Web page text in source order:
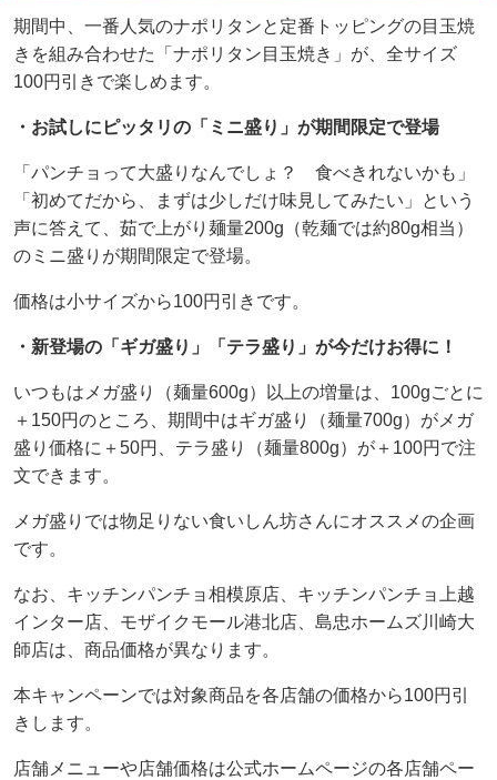
期間中、一番人気のナポリタンと定番トッピングの目玉焼
きを組み合わせた「ナポリタン目玉焼き」が、全サイズ
100円引きで楽しめます。
・お試しにピッタリの「ミニ盛り」が期間限定で登場
「パンチョって大盛りなんでしょ？ 食べきれないかも」
「初めてだから、まずは少しだけ味見してみたい」という
声に答えて、茹で上がり麺量200g（乾麺では約80g相当）
のミニ盛りが期間限定で登場。
価格は小サイズから100円引きです。
・新登場の「ギガ盛り」「テラ盛り」が今だけお得に！
いつもはメガ盛り（麺量600g）以上の増量は、100gごとに
＋150円のところ、期間中はギガ盛り（麺量700g）がメガ
盛り価格に＋50円、テラ盛り（麺量800g）が＋100円で注
文できます。
メガ盛りでは物足りない食いしん坊さんにオススメの企画
です。
なお、キッチンパンチョ相模原店、キッチンパンチョ上越
インター店、モザイクモール港北店、島忠ホームズ川崎大
師店は、商品価格が異なります。
本キャンペーンでは対象商品を各店舗の価格から100円引
きします。
店舗メニューや店舗価格は公式ホームページの各店舗ペー